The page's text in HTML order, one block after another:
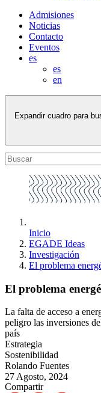
Admisiones
Noticias
Contacto
Eventos
es
es
en
Expandir cuadro para
Inicio
EGADE Ideas
Investigación
El problema
El problema
La falta de acceso a
peligro las inversiones
país
Estrategia
Sostenibilidad
Rolando Fuentes
27 Agosto, 2024
Compartir